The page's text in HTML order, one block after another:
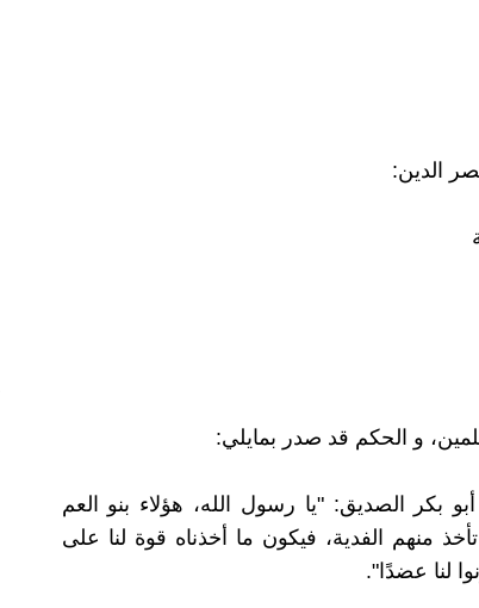
الدين:
و الحكم قد صدر بمايلي:
بكر الصديق: "يا رسول الله، هؤلاء بنو العم
منهم الفدية، فيكون ما أخذناه قوة لنا على
لنا عضدًا".